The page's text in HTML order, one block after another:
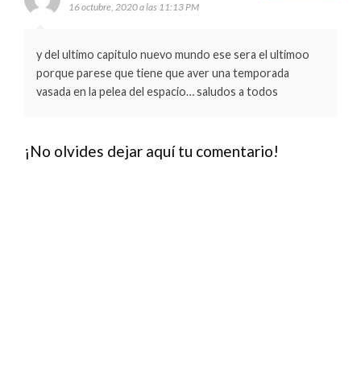
16 octubre, 2020 a las 11:13 PM
y del ultimo capitulo nuevo mundo ese sera el ultimoo
porque parese que tiene que aver una temporada
vasada en la pelea del espacio… saludos a todos
¡No olvides dejar aquí tu comentario!